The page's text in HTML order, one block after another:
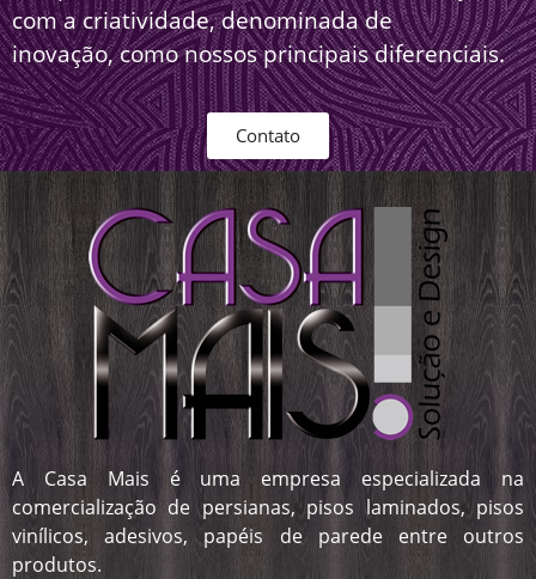
com a criatividade, denominada de
inovação, como nossos principais diferenciais.
Contato
A Casa Mais é uma empresa especializada na
comercialização de persianas, pisos laminados, pisos
vinílicos, adesivos, papéis de parede entre outros
produtos.